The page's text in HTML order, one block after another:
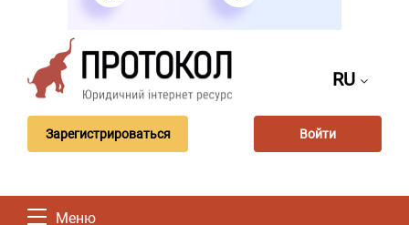
RU
Зарегистрироваться Войти
Меню